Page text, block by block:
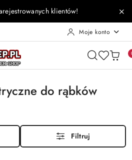
klientów!
Moje konto
do rąbków
Filtruj